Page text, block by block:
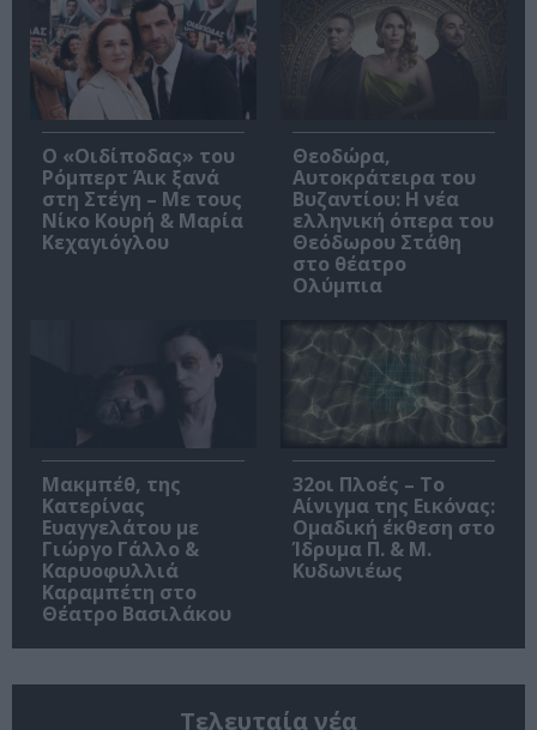
O «Οιδίποδας» του
Ρόμπερτ Άικ ξανά
στη Στέγη – Με τους
Νίκο Κουρή & Μαρία
Κεχαγιόγλου
Θεοδώρα,
Αυτοκράτειρα του
Βυζαντίου: Η νέα
ελληνική όπερα του
Θεόδωρου Στάθη
στο θέατρο
Ολύμπια
Μακμπέθ, της
Κατερίνας
Ευαγγελάτου με
Γιώργο Γάλλο &
Καρυοφυλλιά
Καραμπέτη στο
Θέατρο Βασιλάκου
32οι Πλοές – Το
Αίνιγμα της Εικόνας:
Ομαδική έκθεση στο
Ίδρυμα Π. & Μ.
Κυδωνιέως
Τελευταία νέα